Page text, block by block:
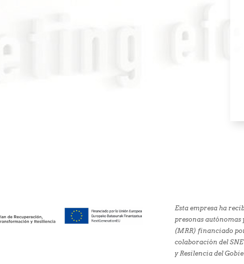
Esta empresa ha
presonas
(MRR) financiado
colaboración del
y Resilencia del